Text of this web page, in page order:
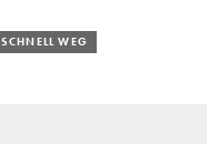
SCHNELL WEG